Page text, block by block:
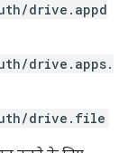
drive.appd
drive.apps.
drive.file